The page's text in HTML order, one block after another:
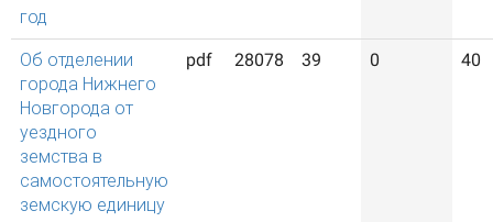
год
Об отделении
города Нижнего
Новгорода от
уездного
земства в
самостоятельную
земскую единицу
pdf 28078 39 0 40